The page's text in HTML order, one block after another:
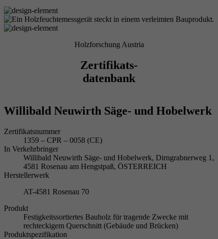
Holzforschung Austria
Zertifikats-
datenbank
Willibald Neuwirth Säge- und Hobelwerk
Zertifikatsnummer
1359 – CPR – 0058 (CE)
In Verkehrbringer
Willibald Neuwirth Säge- und Hobelwerk, Dirngrabnerweg 1,
4581 Rosenau am Hengstpaß, ÖSTERREICH
Herstellerwerk
AT-4581 Rosenau 70
Produkt
Festigkeitssortiertes Bauholz für tragende Zwecke mit
rechteckigem Querschnitt (Gebäude und Brücken)
Produktspezifikation